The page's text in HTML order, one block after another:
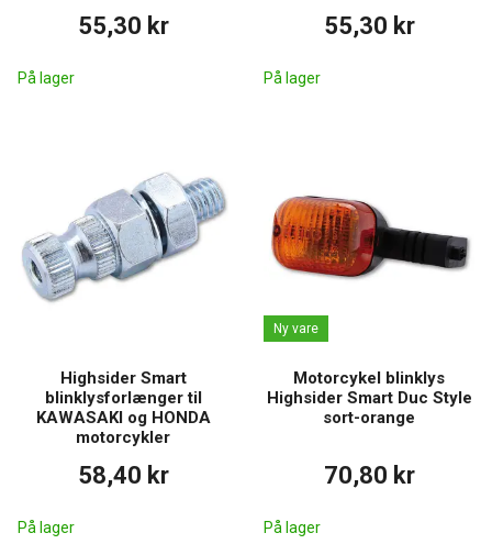
55,30 kr
På lager
55,30 kr
På lager
Highsider Smart
blinklysforlænger til
KAWASAKI og HONDA
motorcykler
58,40 kr
På lager
Ny vare
Motorcykel blinklys
Highsider Smart Duc Style
sort-orange
70,80 kr
På lager